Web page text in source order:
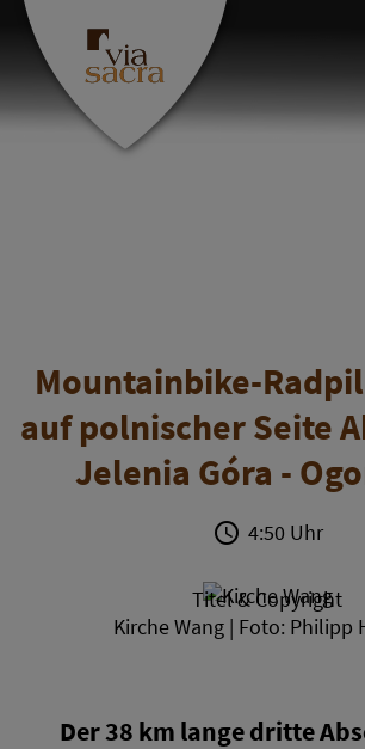
Mountainbike-
auf polnischer Seite
Jelenia Góra -
4:50 Uhr
Titel & Copyright
Kirche Wang | Foto: Philipp
Der 38 km lange dritte